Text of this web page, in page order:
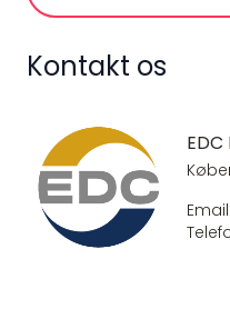
Kontakt os
Email: